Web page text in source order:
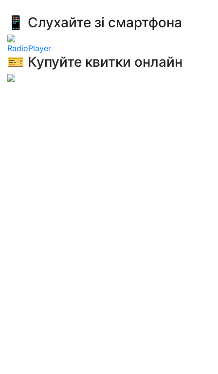
📱 Слухайте зі смартфона
RadioPlayer
🎫 Купуйте квитки онлайн